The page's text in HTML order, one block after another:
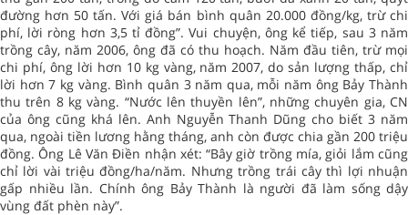
đường hơn 50 tấn. Với giá bán bình quân 20.000 đồng/kg, trừ chi
phí, lời ròng hơn 3,5 tỉ đồng”. Vui chuyện, ông kể tiếp, sau 3 năm
trồng cây, năm 2006, ông đã có thu hoạch. Năm đầu tiên, trừ mọi
chi phí, ông lời hơn 10 kg vàng, năm 2007, do sản lượng thấp, chỉ
lời hơn 7 kg vàng. Bình quân 3 năm qua, mỗi năm ông Bảy Thành
thu trên 8 kg vàng. “Nước lên thuyền lên”, những chuyên gia, CN
của ông cũng khá lên. Anh Nguyễn Thanh Dũng cho biết 3 năm
qua, ngoài tiền lương hằng tháng, anh còn được chia gần 200 triệu
đồng. Ông Lê Văn Điền nhận xét: “Bây giờ trồng mía, giỏi lắm cũng
chỉ lời vài triệu đồng/ha/năm. Nhưng trồng trái cây thì lợi nhuận
gấp nhiều lần. Chính ông Bảy Thành là người đã làm sống dậy
vùng đất phèn này”.